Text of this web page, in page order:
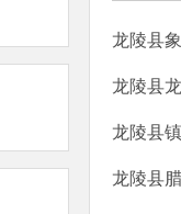
龙陵县
龙陵县
龙陵县
龙陵县